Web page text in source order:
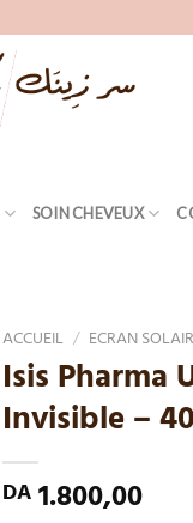
SOIN CHEVEUX
ACCUEIL / ECRAN
Isis Pharma
Invisible –
DA 1.800,00